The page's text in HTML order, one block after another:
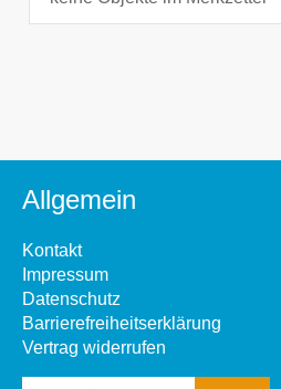
Allgemein
Kontakt
Impressum
Datenschutz
Barrierefreiheitserklärung
Vertrag widerrufen